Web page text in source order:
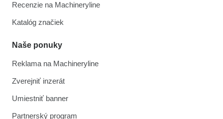
Recenzie na Machineryline
Katalóg značiek
Naše ponuky
Reklama na Machineryline
Zverejniť inzerát
Umiestniť banner
Partnerský program